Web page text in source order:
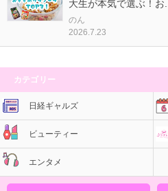
大生が本気で選ぶ！お...
のん
2026.7.23
カテゴリー
日経ギャルズ
ビューティー
エンタメ